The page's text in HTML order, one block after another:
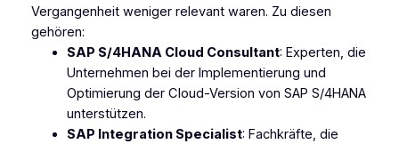
Vergangenheit weniger relevant waren. Zu diesen
gehören:
SAP S/4HANA Cloud Consultant: Experten, die
Unternehmen bei der Implementierung und
Optimierung der Cloud-Version von SAP S/4HANA
unterstützen.
SAP Integration Specialist: Fachkräfte, die